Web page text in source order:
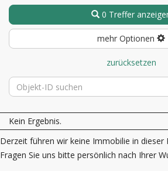
0 Treffer
mehr Optionen
zurücksetzen
Kein Ergebnis.
Derzeit führen wir keine Immobilie in dieser
Fragen Sie uns bitte persönlich nach Ihrer